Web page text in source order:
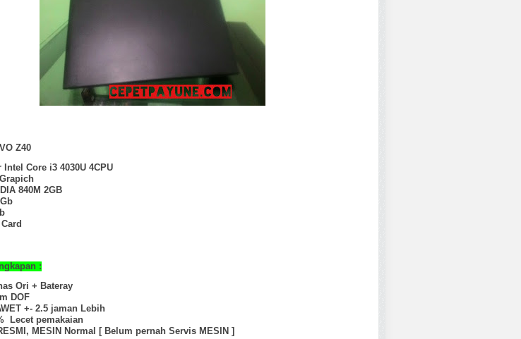
Z40
Intel Core i3 4030U 4CPU
840M 2GB
:
Ori + Bateray
DOF
+- 2.5 jaman Lebih
Lecet pemakaian
MESIN Normal [ Belum pernah Servis MESIN ]